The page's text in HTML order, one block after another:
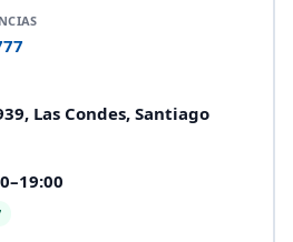
Las Condes, Santiago